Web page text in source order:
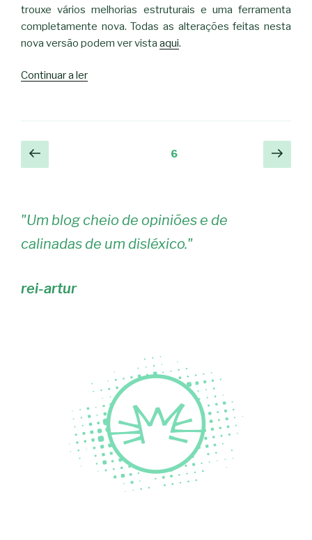
trouxe vários melhorias estruturais e uma ferramenta
completamente nova. Todas as alterações feitas nesta
nova versão podem ver vista aqui.
Continuar a ler“Inkscape
Navegação
de
Página
anterior
6
"Um blog cheio de opiniões e de
calinadas de um disléxico."
rei-artur